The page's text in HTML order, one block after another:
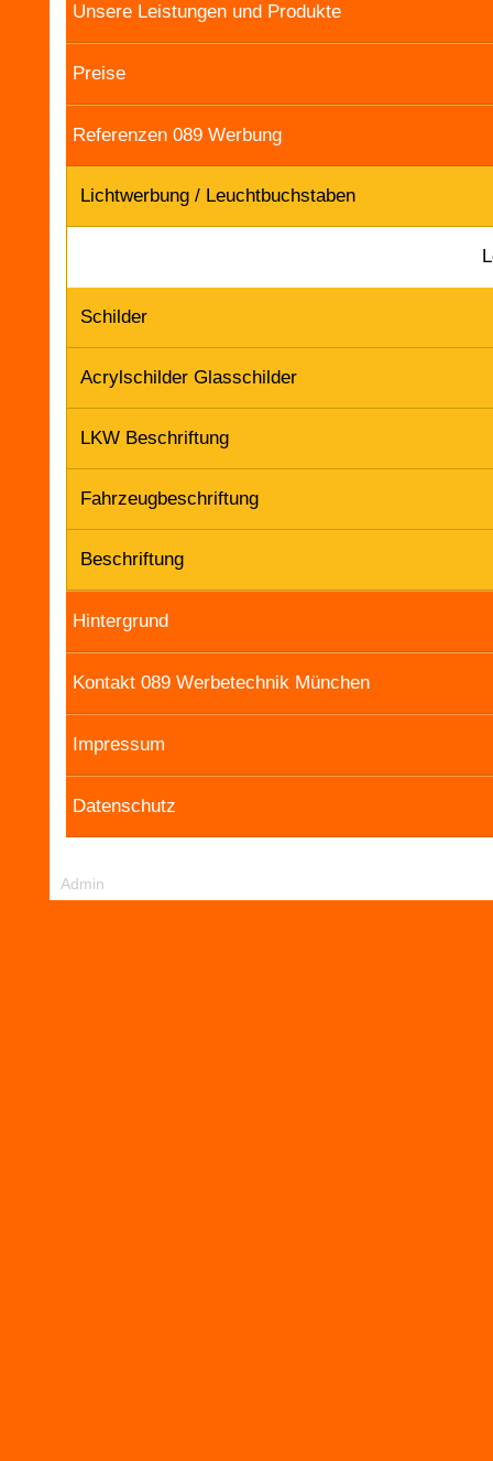
Unsere Leistungen und Produkte
Preise
Referenzen 089 Werbung
Lichtwerbung / Leuchtbuchstaben
Schilder
Acrylschilder Glasschilder
LKW Beschriftung
Fahrzeugbeschriftung
Beschriftung
Hintergrund
Kontakt 089 Werbetechnik München
Impressum
Datenschutz
Admin